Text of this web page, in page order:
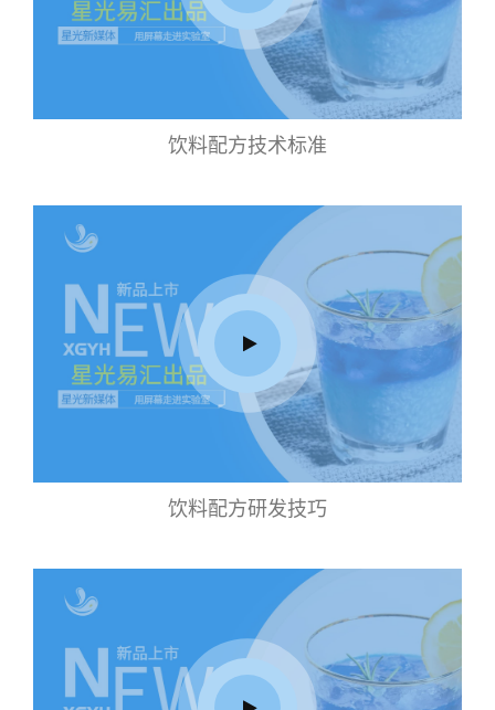
饮料配方技术标准
饮料配方研发技巧